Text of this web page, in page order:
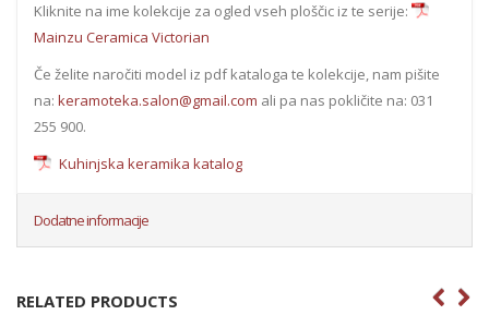
Kliknite na ime kolekcije za ogled vseh ploščic iz te serije:
Mainzu Ceramica Victorian
Če želite naročiti model iz pdf kataloga te kolekcije, nam pišite
na: keramoteka.salon@gmail.com ali pa nas pokličite na: 031
255 900.
Kuhinjska keramika katalog
Dodatne informacije
RELATED PRODUCTS